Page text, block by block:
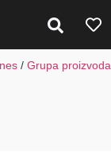
/ Grupa proizvoda